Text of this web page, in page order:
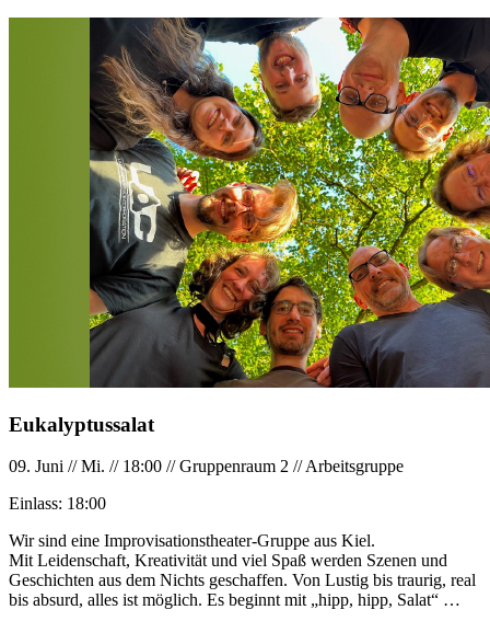
Eukalyptussalat
09. Juni //Mi. // 18:00 //Gruppenraum 2 //Arbeitsgruppe
Einlass: 18:00
Wir sind eine Improvisationstheater-Gruppe aus Kiel.
Mit Leidenschaft, Kreativität und viel Spaß werden Szenen und
Geschichten aus dem Nichts geschaffen. Von Lustig bis traurig, real
bis absurd, alles ist möglich. Es beginnt mit „hipp, hipp, Salat“ …